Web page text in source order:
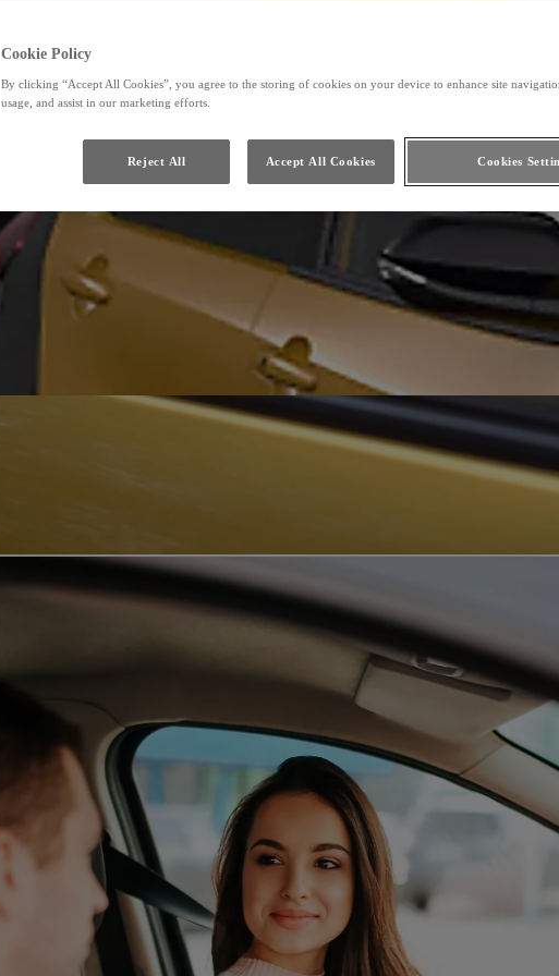
Cookie Policy
By clicking “Accept All Cookies”, you agree to the storing of cookies on your device to enhance site
usage, and assist in our marketing efforts.
Cookies
Reject All Accept All Cookies